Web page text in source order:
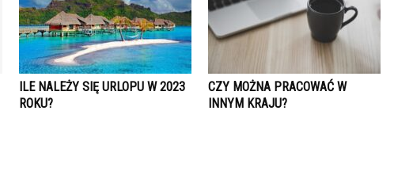
ILE NALEŻY SIĘ URLOPU W 2023
ROKU?
CZY MOŻNA PRACOWAĆ W
INNYM KRAJU?